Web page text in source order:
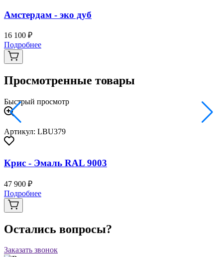
Амстердам - эко дуб
16 100 ₽
Подробнее
Просмотренные товары
Быстрый просмотр
Артикул: LBU379
Крис - Эмаль RAL 9003
47 900 ₽
Подробнее
Остались вопросы?
Заказать звонок